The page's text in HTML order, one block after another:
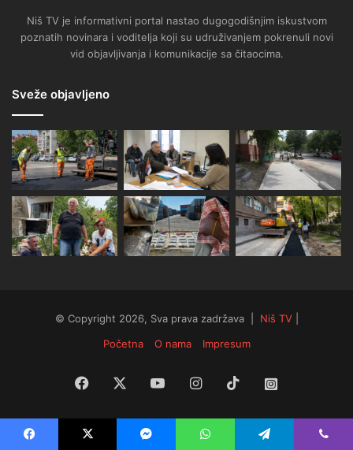
Niš TV je informativni portal nastao dugogodišnjim iskustvom
poznatih novinara i voditelja koji su udruživanjem pokrenuli novi
vid objavljivanja i komunikacije sa čitaocima.
Sveže objavljeno
© Copyright 2026, Sva prava zadržava | Niš TV|
Početna
O nama Impresum
Facebook YouTubeInstagram
TikTok